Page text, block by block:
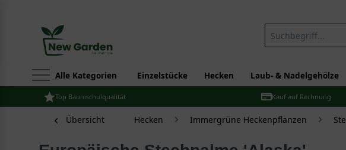
Alle Kategorien Einzelstücke Hecken Laub- & Nadelgehölze
Top Baumschulqualität Kauf auf Rechnung
Übersicht Hecken Immergrüne Heckenpflanzen